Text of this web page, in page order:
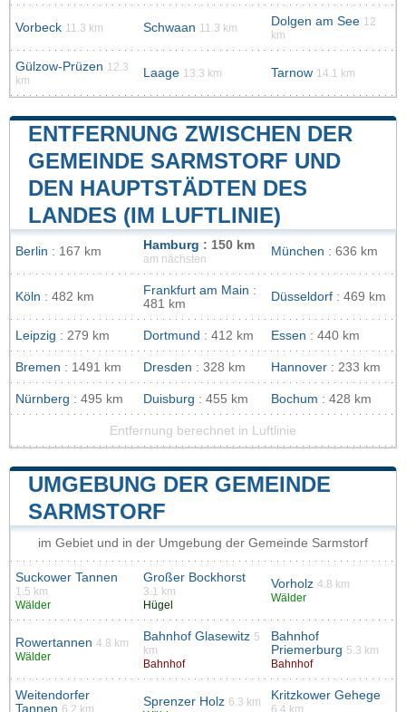
Vorbeck 11.3 km Schwaan 11.3 km Dolgen am See 12
km
Gülzow-Prüzen 12.3
km
Laage 13.3 km Tarnow 14.1 km
ENTFERNUNG ZWISCHEN DER
GEMEINDE SARMSTORF UND
DEN HAUPTSTÄDTEN DES
LANDES (IM LUFTLINIE)
Berlin : 167 km Hamburg : 150 km
am nächsten
München : 636 km
Köln : 482 km Frankfurt am Main :
481 km
Düsseldorf : 469 km
Leipzig : 279 km Dortmund : 412 km Essen : 440 km
Bremen : 1491 km Dresden : 328 km Hannover : 233 km
Nürnberg : 495 km Duisburg : 455 km Bochum : 428 km
Entfernung berechnet in Luftlinie
UMGEBUNG DER GEMEINDE
SARMSTORF
im Gebiet und in der Umgebung der Gemeinde Sarmstorf
Suckower Tannen
1.5 km
Wälder
Großer Bockhorst
3.1 km
Hügel
Vorholz 4.8 km
Wälder
Rowertannen 4.8 km
Wälder
Bahnhof Glasewitz 5
km
Bahnhof
Bahnhof
Priemerburg 5.3 km
Bahnhof
Weitendorfer
Tannen 6.2 km
Sprenzer Holz 6.3 km
Kritzkower Gehege
6.4 km